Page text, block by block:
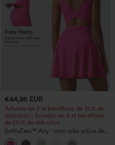
€44,95 EUR
Achetez-en 2 et bénéficiez de 10 % de
réduction | Achetez-en 3 et bénéficiez
de 20 % de réduction
SoftlyZero™ Airy - mini robe active de
danse 2-en-1 à effet "Cool Touch" avec